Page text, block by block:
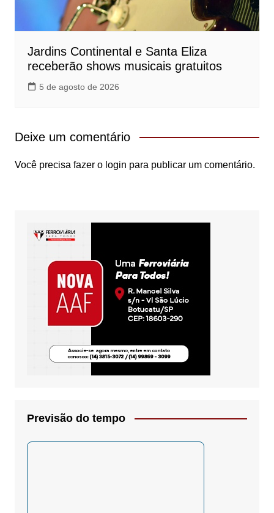
Jardins Continental e Santa Eliza
receberão shows musicais gratuitos
5 de agosto de 2026
Deixe um comentário
Você precisa fazer o login para publicar um comentário.
Previsão do tempo